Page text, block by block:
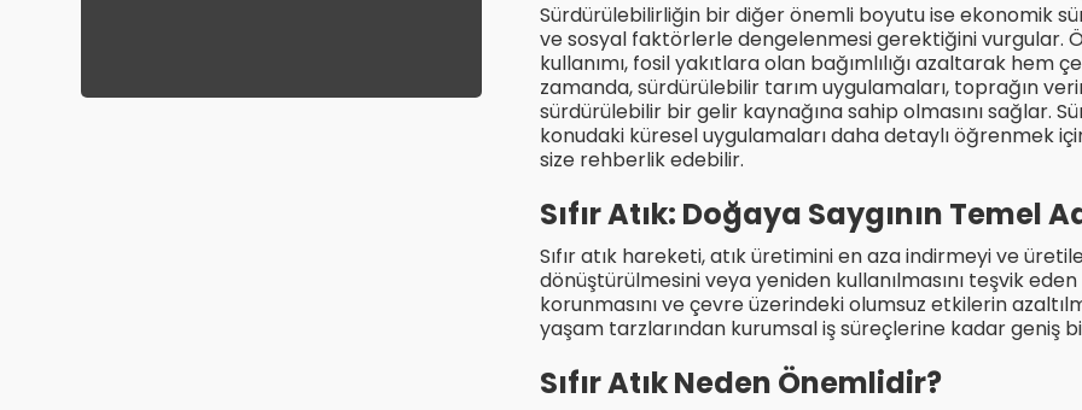
Sürdürülebilirliğin bir diğer önemli boyutu ise ekonomik
ve sosyal faktörlerle dengelenmesi gerektiğini vurgular.
kullanımı, fosil yakıtlara olan bağımlılığı azaltarak
zamanda, sürdürülebilir tarım uygulamaları, toprağın
sürdürülebilir bir gelir kaynağına sahip olmasını sağlar.
konudaki küresel uygulamaları daha detaylı öğrenmek
size rehberlik edebilir.
Sıfır Atık: Doğaya Saygının Temel
Sıfır atık hareketi, atık üretimini en aza indirmeyi ve
dönüştürülmesini veya yeniden kullanılmasını teşvik
korunmasını ve çevre üzerindeki olumsuz etkilerin
yaşam tarzlarından kurumsal iş süreçlerine kadar geniş
Sıfır Atık Neden Önemlidir?